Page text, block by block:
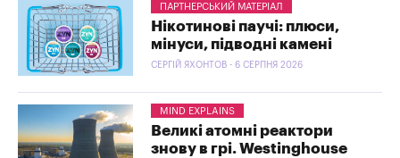
ПАРТНЕРСЬКИЙ МАТЕРІАЛ
Нікотинові паучі: плюси,
мінуси, підводні камені
СЕРГІЙ ЯХОНТОВ - 6 СЕРПНЯ 2026
MIND EXPLAINS
Великі атомні реактори
знову в грі. Westinghouse